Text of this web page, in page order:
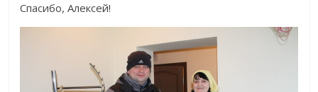
Спасибо, Алексей!